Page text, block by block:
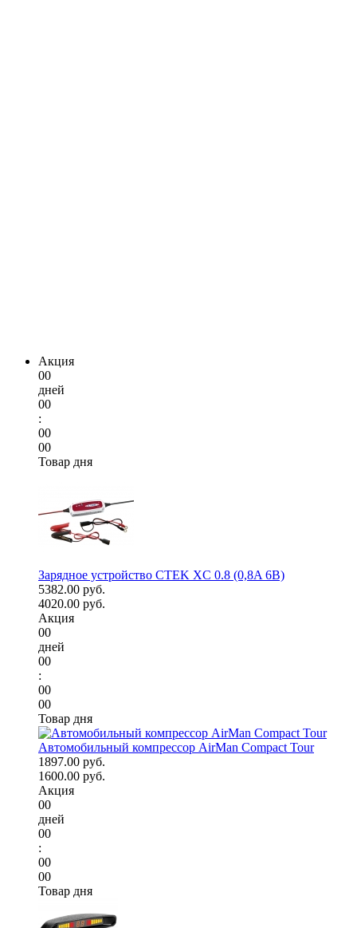
Акция
00
дней
00
:
00
00
Товар дня
Зарядное устройство CTEK XC 0.8 (0,8A 6В)
5382.00 руб.
4020.00 руб.
Акция
00
дней
00
:
00
00
Товар дня
Автомобильный компрессор AirMan Compact Tour
1897.00 руб.
1600.00 руб.
Акция
00
дней
00
:
00
00
Товар дня